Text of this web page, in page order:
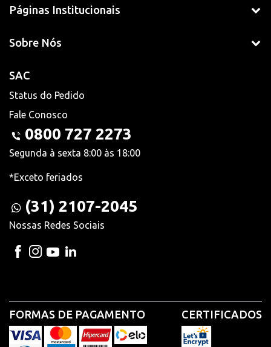
Páginas Institucionais
Sobre Nós
SAC
Status do Pedido
Fale Conosco
0800 727 2273
Segunda à sexta 8:00 às 18:00
*Exceto feriados
(31) 2107-2045
Nossas Redes Sociais
FORMAS DE PAGAMENTO CERTIFICADOS